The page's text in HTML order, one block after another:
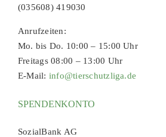
(035608) 419030
Anrufzeiten:
Mo. bis Do. 10:00 – 15:00 Uhr
Freitags 08:00 – 13:00 Uhr
E-Mail: info@tierschutzliga.de
SPENDENKONTO
SozialBank AG